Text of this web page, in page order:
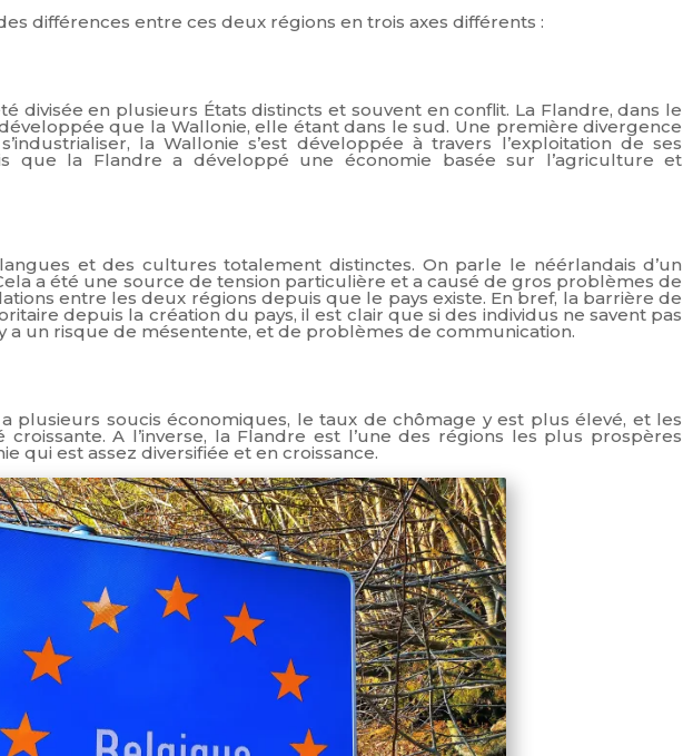
différences entre ces deux régions en trois axes différents :
divisée en plusieurs États distincts et souvent en conflit. La Flandre, dans le
que la Wallonie, elle étant dans le sud. Une première divergence
la Wallonie s’est développée à travers l’exploitation de ses
que la Flandre a développé une économie basée sur l’agriculture et
et des cultures totalement distinctes. On parle le néérlandais d’un
a été une source de tension particulière et a causé de gros problèmes de
entre les deux régions depuis que le pays existe. En bref, la barrière de
depuis la création du pays, il est clair que si des individus ne savent pas
a un risque de mésentente, et de problèmes de communication.
plusieurs soucis économiques, le taux de chômage y est plus élevé, et les
A l’inverse, la Flandre est l’une des régions les plus prospères
qui est assez diversifiée et en croissance.